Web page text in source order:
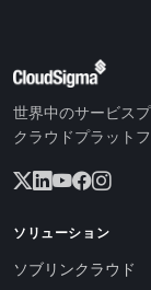
世界中のサービス
クラウドプラットフ
ソリューション
ソブリンクラウド